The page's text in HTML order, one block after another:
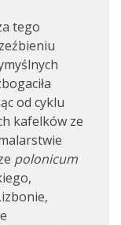
tego
od cyklu
kafelków ze
polonicum